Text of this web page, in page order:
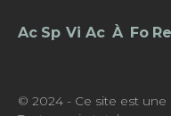
Footer - Menu
© 2024 - Ce site est une